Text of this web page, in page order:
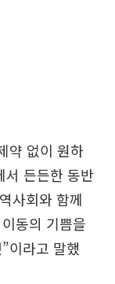
약 없이 원하
서 든든한 동반
사회와 함께
동의 기쁨을
이라고 말했